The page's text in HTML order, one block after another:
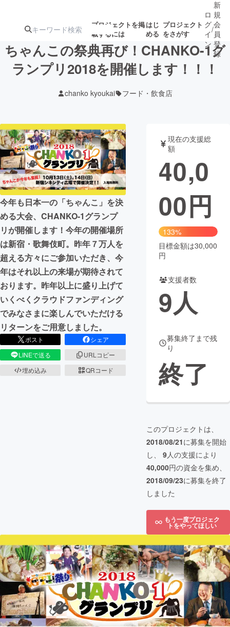
プロジェクトを掲
載するには
はじ
める
プロジェクト
をさがす
ターン
ジェクト
募集終了が近いプ
ロジェクト
アート・写真 音楽
テクノロジー・ガジェット ゲーム・
映像・映画 書籍・雑誌
ビジネス・起業 チャレンジ
まちづくり・地域活性化
CAMPFIRE for Social Good
CAMPFIRE Creation
CAMPFIREふるさと納税machi-ya コミュニティ
ロ
グ
イ
ン
/
新
規
会
員
登
録
ちゃんこの祭典再び！CHANKO-1グ
ランプリ2018を開催します！！！
chanko kyoukai フード・飲食店
今年も日本一の「ちゃんこ」を決
める大会、CHANKO-1グランプ
リが開催します！今年の開催場所
は新宿・歌舞伎町。昨年７万人を
超える方々にご参加いただき、今
年はそれ以上の来場が期待されて
おります。昨年以上に盛り上げて
いくべくクラウドファンディング
でみなさまに楽しんでいただける
リターンをご用意しました。
ポスト
シェア
LINEで送る
URLコピー
埋め込み
QRコード
現在の支援総
額
40,0
00円
133%
目標金額は30,000
円
支援者数
9人
募集終了まで残
り
終了
このプロジェクトは、
2018/08/21に募集を開始
し、 9人の支援により
40,000円の資金を集め、
2018/09/23に募集を終了
しました
もう一度プロジェク
トをやってほしい